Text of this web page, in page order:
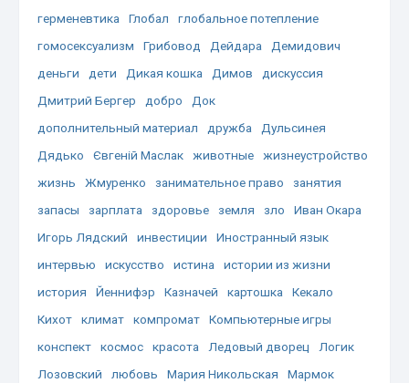
герменевтика
Глобал
глобальное потепление
гомосексуализм
Грибовод Дейдара
Демидович
деньги
дети Дикая кошка Димов
дискуссия
Дмитрий Бергер
добро
Док
дополнительный материал
дружба
Дульсинея
Дядько
Євгеній Маслак животные
жизнеустройство
жизнь
Жмуренко занимательное право
занятия
запасы
зарплата здоровье земля зло
Иван Окара
Игорь Лядский
инвестиции
Иностранный язык
интервью
искусство истина
истории из жизни
история
Йеннифэр Казначей картошка
Кекало
Кихот
климат компромат
Компьютерные игры
конспект
космос красота Ледовый дворец
Логик
Лозовский
любовь Мария Никольская
Мармок